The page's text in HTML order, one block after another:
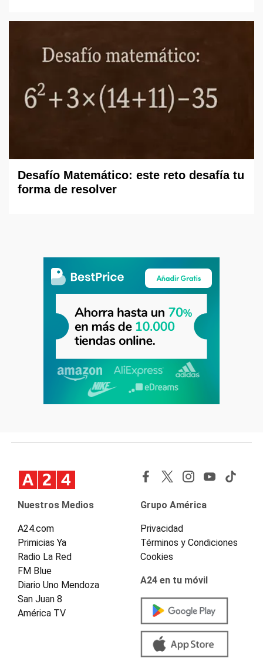
Desafío Matemático: este reto desafía tu
forma de resolver
Nuestros Medios
A24.com
Primicias Ya
Radio La Red
FM Blue
Diario Uno Mendoza
San Juan 8
América TV
Grupo América
Privacidad
Términos y Condiciones
Cookies
A24 en tu móvil